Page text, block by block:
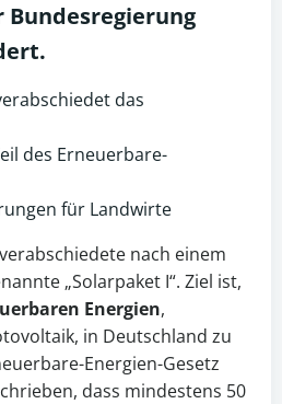
das
des Erneuerbare-
für Landwirte
nach einem
„Solarpaket I“. Ziel ist,
Energien,
in Deutschland zu
Energien-Gesetz
dass mindestens 50